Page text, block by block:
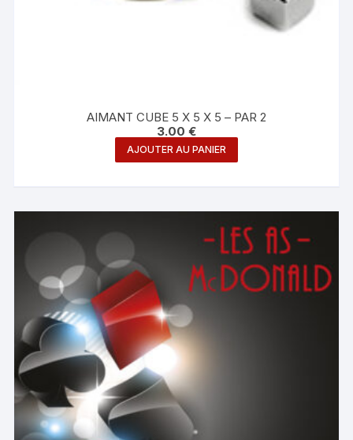
AIMANT CUBE 5 X 5 X 5 – PAR 2
3.00 €
AJOUTER AU PANIER